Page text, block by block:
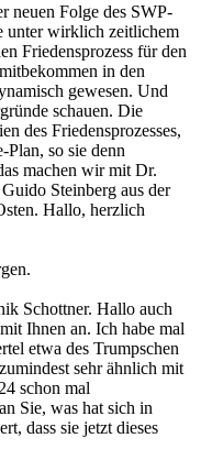
neuen Folge des SWP-
unter wirklich zeitlichem
Friedensprozess für den
in den
gewesen. Und
schauen. Die
des Friedensprozesses,
Plan, so sie denn
machen wir mit Dr.
Steinberg aus der
Hallo, herzlich
Schottner. Hallo auch
Ihnen an. Ich habe mal
etwa des Trumpschen
sehr ähnlich mit
schon mal
Sie, was hat sich in
dass sie jetzt dieses